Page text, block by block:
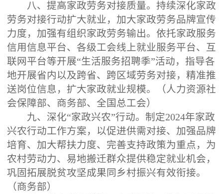
八、提高家政劳务对接质量。持续深化家政
劳务对接行动扩大就业，加大家政劳务品牌宣传
力度，加强有组织家政劳务输出。依托家政服务
信用信息平台、各级工会线上就业服务平台、互
联网平台等开展“生活服务招聘季”活动，指导各
地开展省内以及跨省、跨区域劳务对接，精准推
送岗位信息，扩大家政就业规模。（人力资源社
会保障部、商务部、全国总工会）
九、深化“家政兴农”行动。制定2024年家政
兴农行动工作方案，以促进供需对接、加强品牌
培育、加大帮扶力度、完善支持政策为重点，为
农村劳动力、易地搬迁群众提供稳定就业机会，
巩固拓展脱贫攻坚成果同乡村振兴有效衔接。
（商务部）